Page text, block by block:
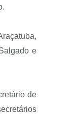
e
de